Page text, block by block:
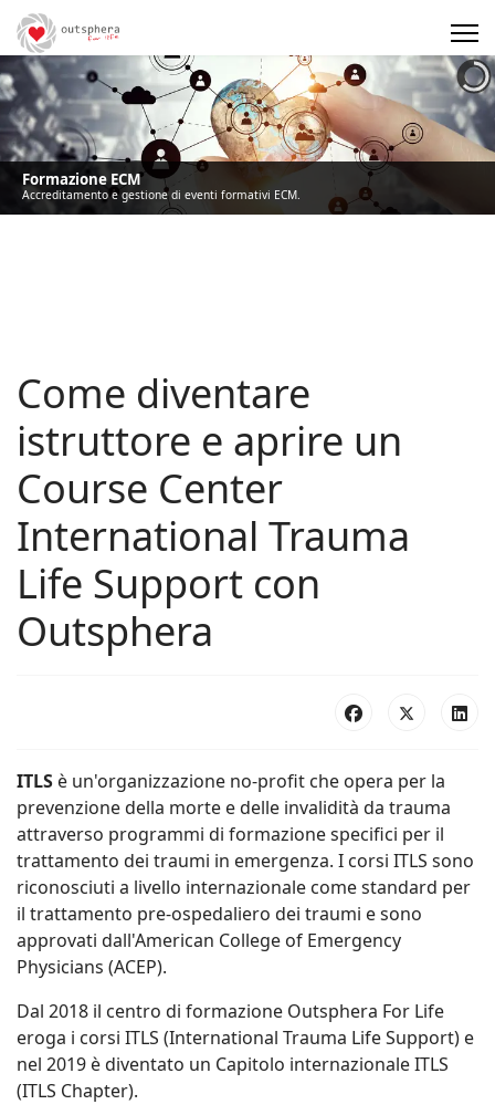
Formazione ECM
Accreditamento e gestione di eventi formativi ECM.
Come diventare
istruttore e aprire un
Course Center
International Trauma
Life Support con
Outsphera
ITLS è un'organizzazione no-profit che opera per la
prevenzione della morte e delle invalidità da trauma
attraverso programmi di formazione specifici per il
trattamento dei traumi in emergenza. I corsi ITLS sono
riconosciuti a livello internazionale come standard per
il trattamento pre-ospedaliero dei traumi e sono
approvati dall'American College of Emergency
Physicians (ACEP).
Dal 2018 il centro di formazione Outsphera For Life
eroga i corsi ITLS (International Trauma Life Support) e
nel 2019 è diventato un Capitolo internazionale ITLS
(ITLS Chapter).